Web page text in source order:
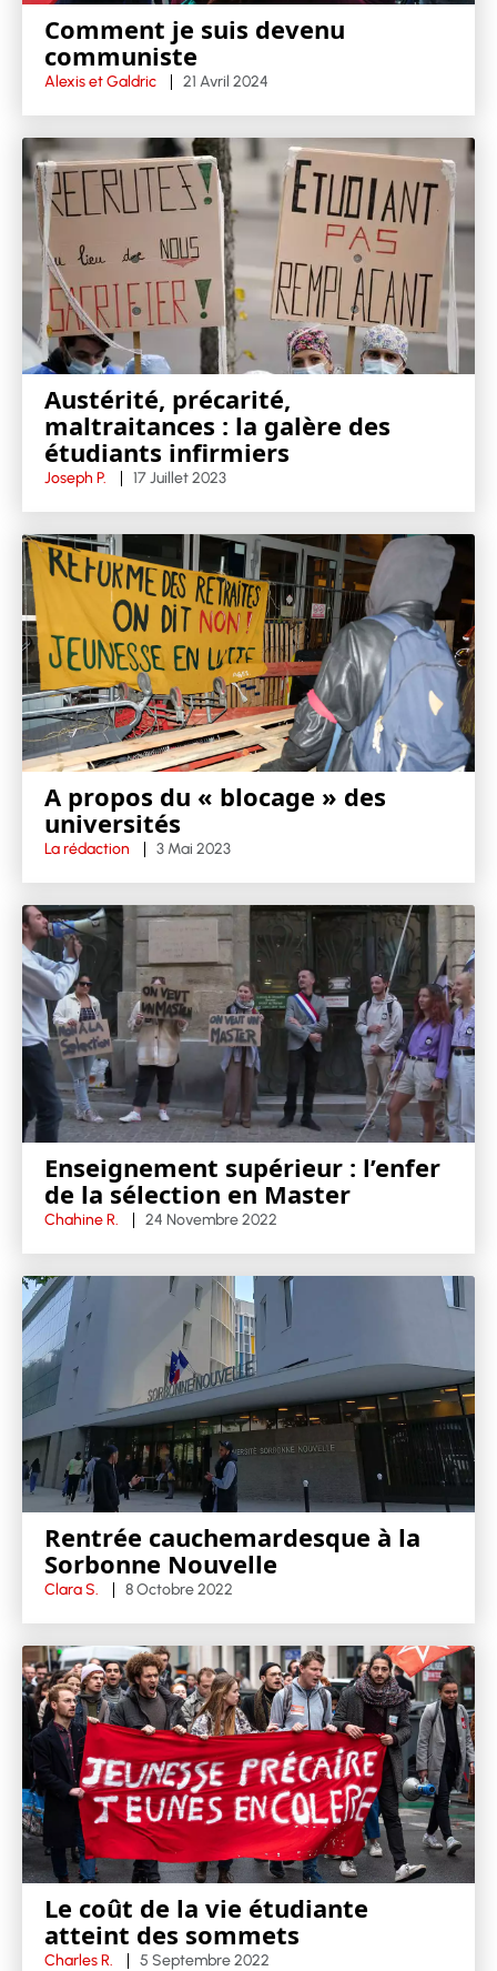
Comment je suis devenu
communiste
Alexis et Galdric 21 Avril 2024
Austérité, précarité,
maltraitances : la galère des
étudiants infirmiers
Joseph P. 17 Juillet 2023
A propos du « blocage » des
universités
La rédaction 3 Mai 2023
Enseignement supérieur : l’enfer
de la sélection en Master
Chahine R. 24 Novembre 2022
Rentrée cauchemardesque à la
Sorbonne Nouvelle
Clara S. 8 Octobre 2022
Le coût de la vie étudiante
atteint des sommets
Charles R. 5 Septembre 2022